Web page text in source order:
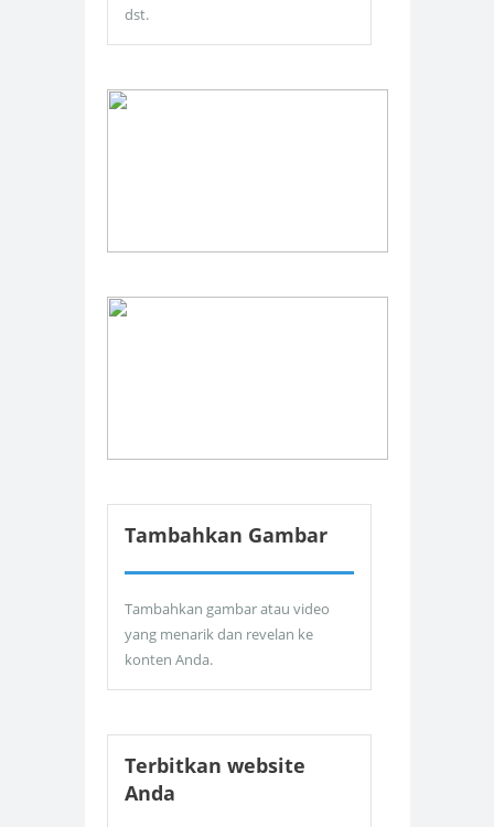
dst.
Tambahkan Gambar
Tambahkan gambar atau video
yang menarik dan revelan ke
konten Anda.
Terbitkan website
Anda